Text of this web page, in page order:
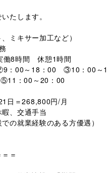
たします。
ミキサー加工など）
8時間　休憩1時間
～18：00　③10：00～
00～20：00
268,800円/月
、交通手当
の就業経験のある方優遇）
＝